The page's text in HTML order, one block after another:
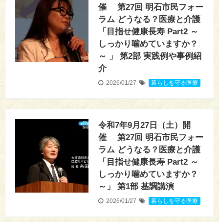
催 第27回 明石市民フォー
ラム どうなる？医療と介護
「目指せ健康長寿 Part2 ～
しっかり噛めていますか？
～ 」 第2部 実践例や事例紹
介
2026/01/27 暮らしを守る医療
令和7年9月27日（土）開
催 第27回 明石市民フォー
ラム どうなる？医療と介護
「目指せ健康長寿 Part2 ～
しっかり噛めていますか？
～」 第1部 基調講演
2026/01/27 暮らしを守る医療